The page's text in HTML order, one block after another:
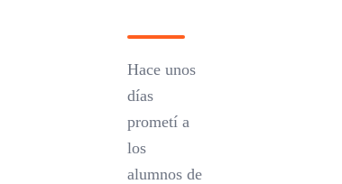
Hace unos
días
prometí a
los
alumnos de